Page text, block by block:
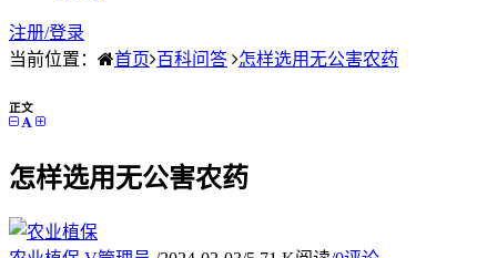
注册/登录
当前位置：
首页 百科问答 怎样选用无公害农药
正文
怎样选用无公害农药